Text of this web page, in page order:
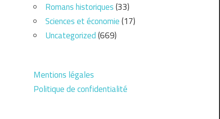
Romans historiques(33)
Sciences et économie(17)
Uncategorized(669)
Mentions légales
Politique de confidentialité